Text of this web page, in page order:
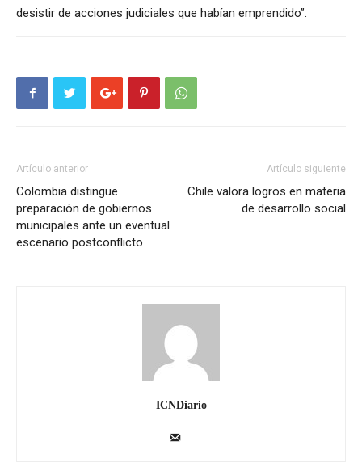
desistir de acciones judiciales que habían emprendido”.
Artículo anterior
Colombia distingue
preparación de gobiernos
municipales ante un eventual
escenario postconflicto
Artículo siguiente
Chile valora logros en materia
de desarrollo social
ICNDiario